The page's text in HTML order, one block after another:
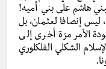
هاشم على بني أميه!
إنصافا لعثمان، بل
الأمر مرّة أخرى إلى
الشكلي الفلكلوري